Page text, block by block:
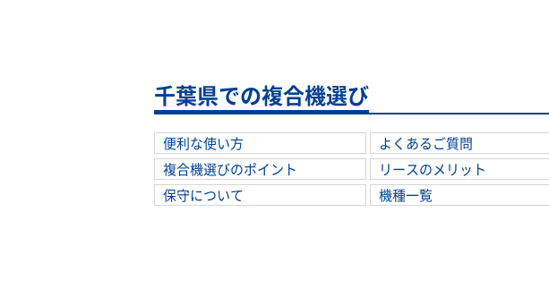
千葉県での複合機選び
便利な使い方
よくあるご質問
複合機選びのポイント
リースのメリット
保守について
機種一覧